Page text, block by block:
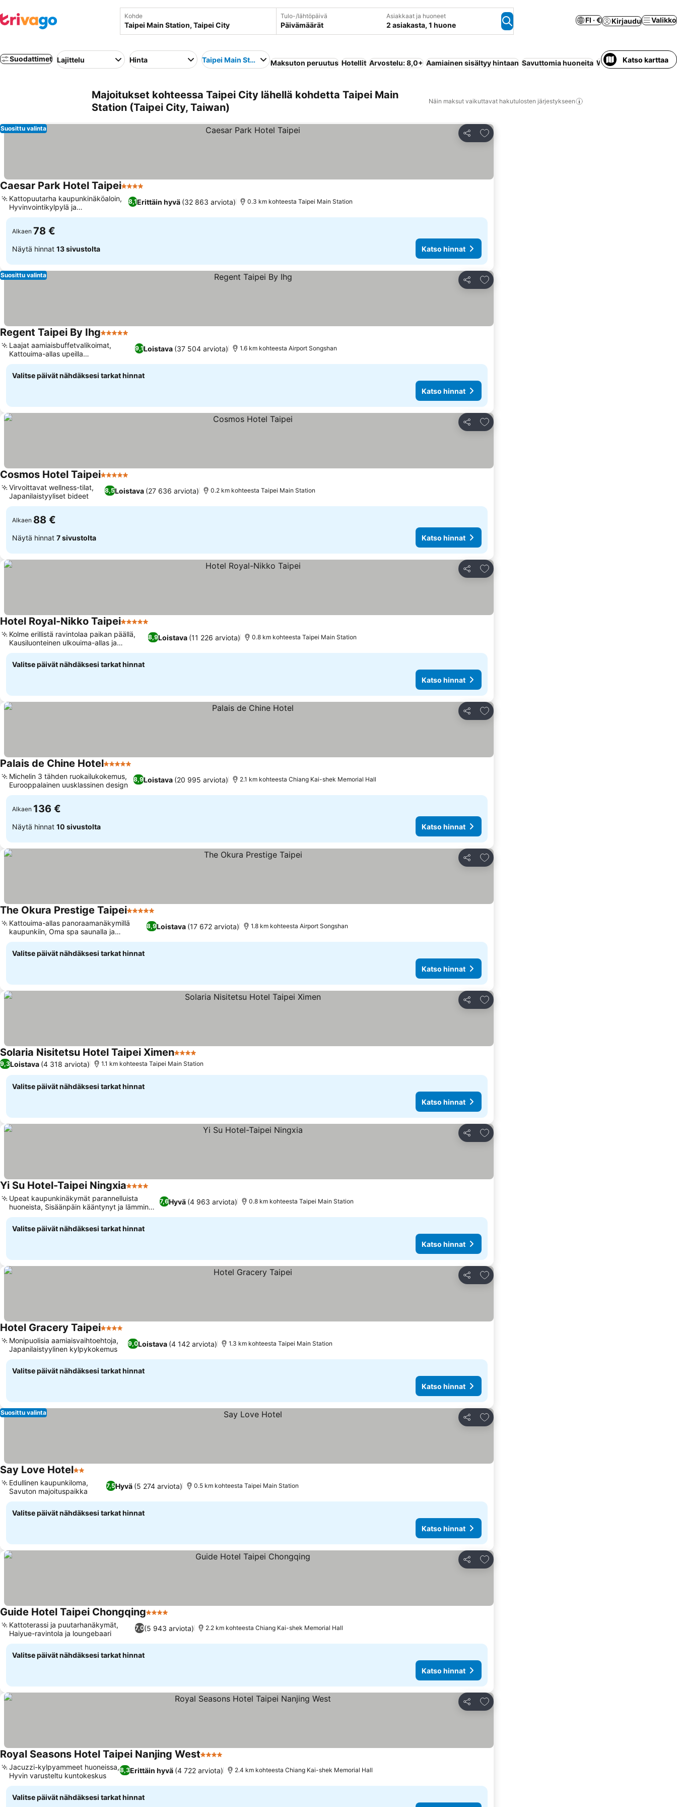
Kohde Tulo-/lähtöpäivä
Päivämäärät
Asiakkaat ja huoneet
2 asiakasta, 1 huone
FI · € Kirjaudu Valikko
Suodattimet Lajittelu Hinta Taipei Main Station Maksuton peruutus Hotellit Arvostelu: 8,0+ Aamiainen sisältyy hintaan Savuttomia huoneita Wi-Fi Huoneisto
Katso karttaa
Majoitukset kohteessa Taipei City lähellä kohdetta Taipei Main
Station (Taipei City, Taiwan)
Näin maksut vaikuttavat hakutulosten järjestykseen
Jaa
Lisää suosikkeihin
Suosittu valinta
Caesar Park Hotel Taipei4 Tähtiluokitus
8,1Erittäin hyvä (32 863 arviota)
Kattopuutarha kaupunkinäköaloin,
Hyvinvointikylpylä ja
hierontapalvelut
0.3 km kohteesta Taipei Main Station
Alkaen 78 €
Näytä hinnat 13 sivustolta Katso hinnat
Jaa
Lisää suosikkeihin
Suosittu valinta
Regent Taipei By Ihg5 Tähtiluokitus
9,1Loistava (37 504 arviota)
Laajat aamiaisbuffetvalikoimat,
Kattouima-allas upeilla
kaupunkinäkymillä
1.6 km kohteesta Airport Songshan
Valitse päivät nähdäksesi tarkat hinnat
Katso hinnat
Jaa
Lisää suosikkeihin
Cosmos Hotel Taipei5 Tähtiluokitus
8,5Loistava (27 636 arviota)
Virvoittavat wellness-tilat,
Japanilaistyyliset bideet
0.2 km kohteesta Taipei Main Station
Alkaen 88 €
Näytä hinnat 7 sivustolta Katso hinnat
Jaa
Lisää suosikkeihin
Hotel Royal-Nikko Taipei5 Tähtiluokitus
8,9Loistava (11 226 arviota)
Kolme erillistä ravintolaa paikan päällä,
Kausiluonteinen ulkouima-allas ja
kuntokeskus
0.8 km kohteesta Taipei Main Station
Valitse päivät nähdäksesi tarkat hinnat
Katso hinnat
Jaa
Lisää suosikkeihin
Palais de Chine Hotel5 Tähtiluokitus
8,9Loistava (20 995 arviota)
Michelin 3 tähden ruokailukokemus,
Eurooppalainen uusklassinen design
2.1 km kohteesta Chiang Kai-shek Memorial Hall
Alkaen 136 €
Näytä hinnat 10 sivustolta Katso hinnat
Jaa
Lisää suosikkeihin
The Okura Prestige Taipei5 Tähtiluokitus
8,9Loistava (17 672 arviota)
Kattouima-allas panoraamanäkymillä
kaupunkiin, Oma spa saunalla ja
höyrysaunalla
1.8 km kohteesta Airport Songshan
Valitse päivät nähdäksesi tarkat hinnat
Katso hinnat
Jaa
Lisää suosikkeihin
Solaria Nisitetsu Hotel Taipei Ximen4 Tähtiluokitus
9,3Loistava (4 318 arviota) 1.1 km kohteesta Taipei Main Station
Valitse päivät nähdäksesi tarkat hinnat
Katso hinnat
Jaa
Lisää suosikkeihin
Yi Su Hotel-Taipei Ningxia4 Tähtiluokitus
7,6Hyvä (4 963 arviota)
Upeat kaupunkinäkymät parannelluista
huoneista, Sisäänpäin kääntynyt ja lämmin
sisustus
0.8 km kohteesta Taipei Main Station
Valitse päivät nähdäksesi tarkat hinnat
Katso hinnat
Jaa
Lisää suosikkeihin
Hotel Gracery Taipei4 Tähtiluokitus
9,0Loistava (4 142 arviota)
Monipuolisia aamiaisvaihtoehtoja,
Japanilaistyylinen kylpykokemus
1.3 km kohteesta Taipei Main Station
Valitse päivät nähdäksesi tarkat hinnat
Katso hinnat
Jaa
Lisää suosikkeihin
Suosittu valinta
Say Love Hotel2 Tähtiluokitus
7,5Hyvä (5 274 arviota)
Edullinen kaupunkiloma,
Savuton majoituspaikka
0.5 km kohteesta Taipei Main Station
Valitse päivät nähdäksesi tarkat hinnat
Katso hinnat
Jaa
Lisää suosikkeihin
Guide Hotel Taipei Chongqing4 Tähtiluokitus
7,0(5 943 arviota)
Kattoterassi ja puutarhanäkymät,
Haiyue-ravintola ja loungebaari
2.2 km kohteesta Chiang Kai-shek Memorial Hall
Valitse päivät nähdäksesi tarkat hinnat
Katso hinnat
Jaa
Lisää suosikkeihin
Royal Seasons Hotel Taipei Nanjing West4 Tähtiluokitus
8,3Erittäin hyvä (4 722 arviota)
Jacuzzi-kylpyammeet huoneissa,
Hyvin varusteltu kuntokeskus
2.4 km kohteesta Chiang Kai-shek Memorial Hall
Valitse päivät nähdäksesi tarkat hinnat